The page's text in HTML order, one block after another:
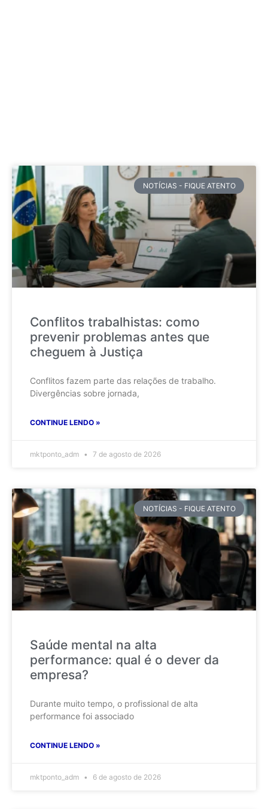
NOTÍCIAS - FIQUE ATENTO
Conflitos trabalhistas: como
prevenir problemas antes que
cheguem à Justiça
Conflitos fazem parte das relações de trabalho.
Divergências sobre jornada,
CONTINUE LENDO »
mktponto_adm 7 de agosto de 2026
NOTÍCIAS - FIQUE ATENTO
Saúde mental na alta
performance: qual é o dever da
empresa?
Durante muito tempo, o profissional de alta
performance foi associado
CONTINUE LENDO »
mktponto_adm 6 de agosto de 2026